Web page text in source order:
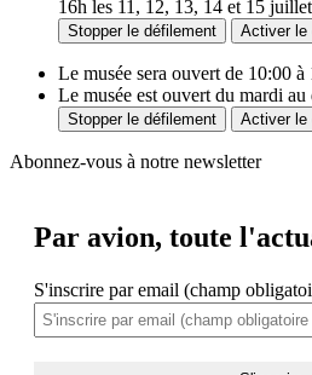
16h les 11, 12, 13, 14 et 15
Stopper le défilement Activer le
Le musée sera ouvert de 10:00 à
Le musée est ouvert du mardi
Stopper le défilement Activer le
Abonnez-vous à notre newsletter
Par avion, toute
S'inscrire par email (champ